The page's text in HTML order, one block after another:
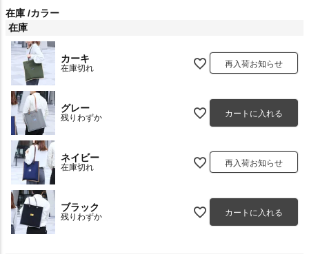
在庫 カラー
在庫
カーキ
在庫切れ 再入荷お知らせ
グレー
残りわずか カートに入れる
ネイビー
在庫切れ 再入荷お知らせ
ブラック
残りわずか カートに入れる